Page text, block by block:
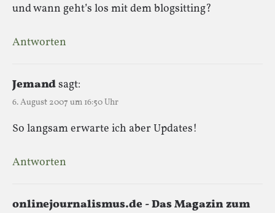
und wann geht’s los mit dem blogsitting?
Antworten
Jemandsagt:
6. August 2007 um 16:50 Uhr
So langsam erwarte ich aber Updates!
Antworten
onlinejournalismus.de - Das Magazin zum